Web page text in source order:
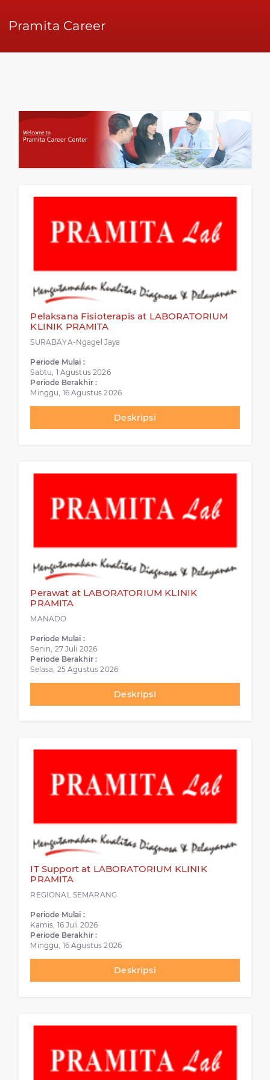
Pramita Career
Pelaksana Fisioterapis at LABORATORIUM
KLINIK PRAMITA
SURABAYA-Ngagel Jaya
Periode Mulai :
Sabtu, 1 Agustus 2026
Periode Berakhir :
Minggu, 16 Agustus 2026
Deskripsi
Perawat at LABORATORIUM KLINIK
PRAMITA
MANADO
Periode Mulai :
Senin, 27 Juli 2026
Periode Berakhir :
Selasa, 25 Agustus 2026
Deskripsi
IT Support at LABORATORIUM KLINIK
PRAMITA
REGIONAL SEMARANG
Periode Mulai :
Kamis, 16 Juli 2026
Periode Berakhir :
Minggu, 16 Agustus 2026
Deskripsi